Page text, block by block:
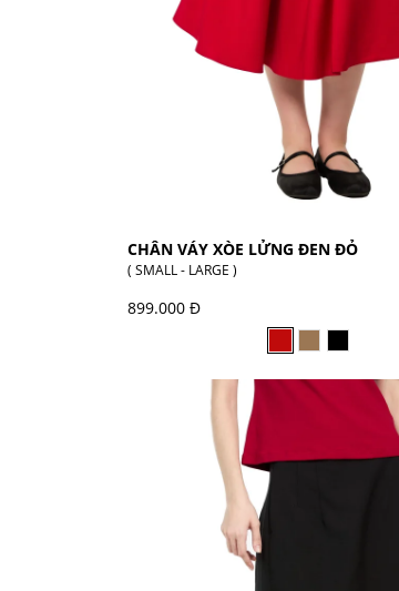
CHÂN VÁY XÒE LỬNG ĐEN ĐỎ
( SMALL - LARGE )
899.000 Đ